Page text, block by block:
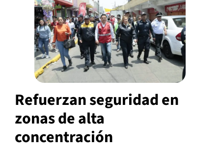
Refuerzan seguridad en
zonas de alta
concentración